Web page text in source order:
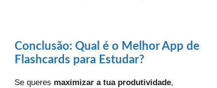
Conclusão: Qual é o Melhor App de
Flashcards para Estudar?
Se queres maximizar a tua produtividade,